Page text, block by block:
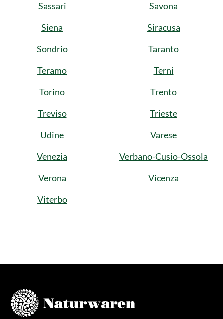
Sassari
Savona
Siena
Siracusa
Sondrio
Taranto
Teramo
Terni
Torino
Trento
Treviso
Trieste
Udine
Varese
Venezia
Verbano-Cusio-Ossola
Verona
Vicenza
Viterbo